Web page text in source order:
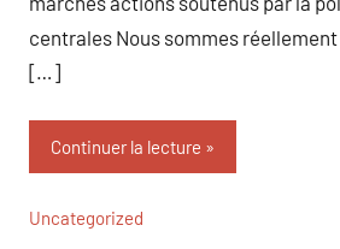
centrales Nous sommes réellement
[…]
Continuer la lecture
Uncategorized